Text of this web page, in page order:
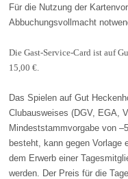
Für die Nutzung der
Abbuchungsvollmacht
Die Gast-Service-Card ist auf
15,00 €.
Das Spielen auf Gut
Clubausweises (DGV, EGA,
Mindeststammvorgabe von
besteht, kann gegen Vorlage
dem Erwerb einer
werden. Der Preis für die